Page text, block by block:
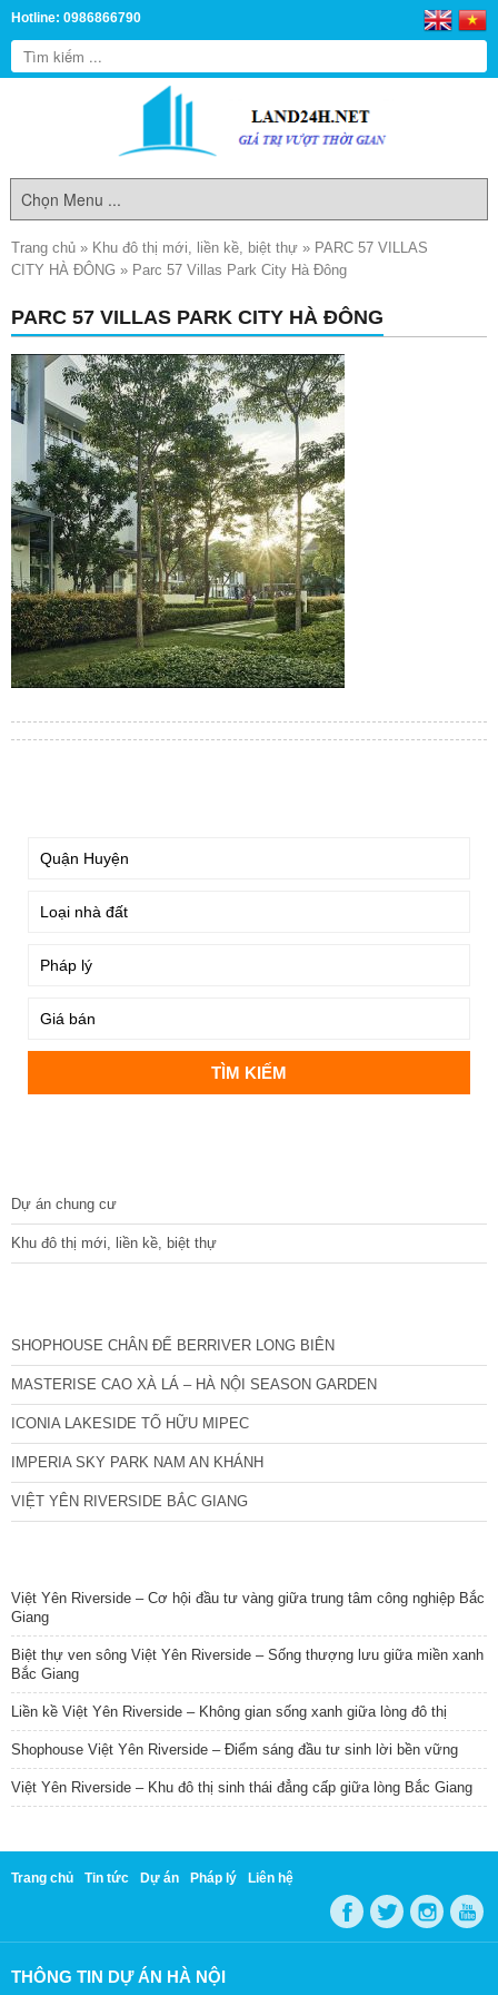
Hotline: 0986866790
Trang chủ » Khu đô thị mới, liền kề, biệt thự » PARC 57 VILLAS
CITY HÀ ĐÔNG » Parc 57 Villas Park City Hà Đông
PARC 57 VILLAS PARK CITY HÀ ĐÔNG
Dự án chung cư
Khu đô thị mới, liền kề, biệt thự
SHOPHOUSE CHÂN ĐẾ BERRIVER LONG BIÊN
MASTERISE CAO XÀ LÁ – HÀ NỘI SEASON GARDEN
ICONIA LAKESIDE TỐ HỮU MIPEC
IMPERIA SKY PARK NAM AN KHÁNH
VIỆT YÊN RIVERSIDE BẮC GIANG
Việt Yên Riverside – Cơ hội đầu tư vàng giữa trung tâm công nghiệp Bắc
Giang
Biệt thự ven sông Việt Yên Riverside – Sống thượng lưu giữa miền xanh
Bắc Giang
Liền kề Việt Yên Riverside – Không gian sống xanh giữa lòng đô thị
Shophouse Việt Yên Riverside – Điểm sáng đầu tư sinh lời bền vững
Việt Yên Riverside – Khu đô thị sinh thái đẳng cấp giữa lòng Bắc Giang
Trang chủ Tin tức Dự án Pháp lý Liên hệ
THÔNG TIN DỰ ÁN HÀ NỘI